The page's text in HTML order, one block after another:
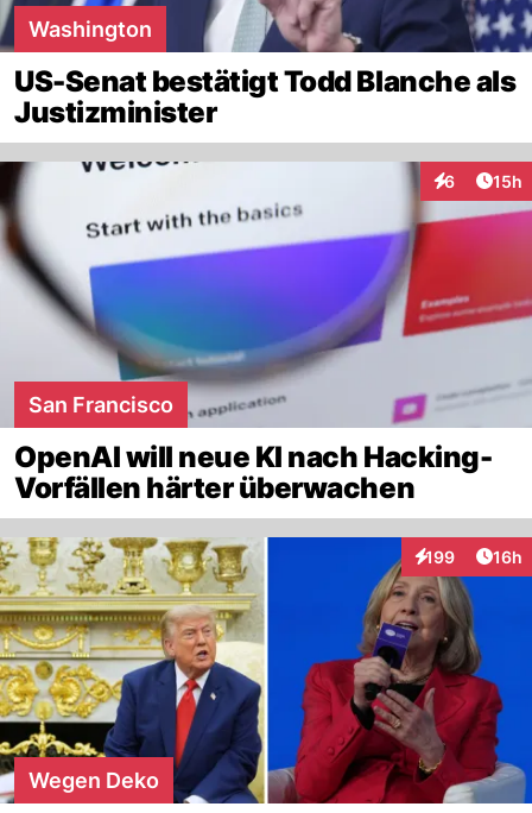
Washington
US-Senat bestätigt Todd Blanche als
Justizminister
6
Interaktionen
15h
San Francisco
OpenAI will neue KI nach Hacking-
Vorfällen härter überwachen
199
Interaktionen
16h
Wegen Deko